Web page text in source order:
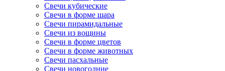
Свечи кубические
Свечи в форме шара
Свечи пирамидальные
Свечи из вощины
Свечи в форме цветов
Свечи в форме животных
Свечи пасхальные
Свечи новогодние